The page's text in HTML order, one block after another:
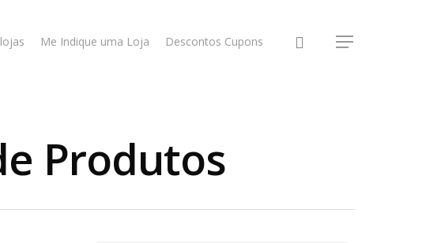
Me Indique uma Loja Descontos Cupons
Produtos